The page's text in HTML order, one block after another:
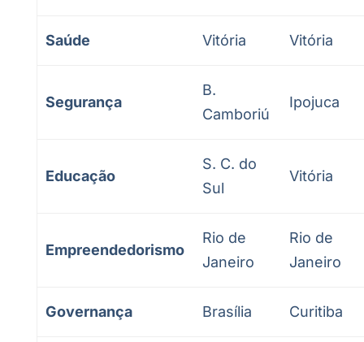
Saúde Vitória Vitória
Segurança
B.
Camboriú
Ipojuca
Educação
S. C. do
Sul
Vitória
Empreendedorismo
Rio de
Janeiro
Rio de
Janeiro
Governança Brasília Curitiba